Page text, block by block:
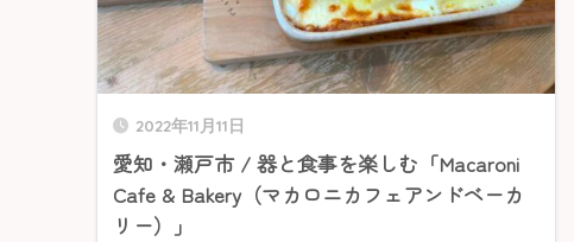
2022年11月11日
愛知・瀬戸市 / 器と食事を楽しむ「Macaroni
Cafe & Bakery（マカロニカフェアンドベーカ
リー）」